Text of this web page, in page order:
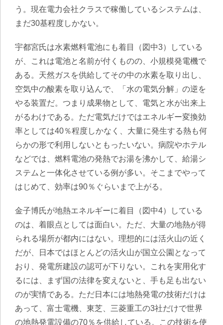
う。現在電力会社クラスで稼働しているシステムは、
まだ30基程度しかない。
宇都宮氏は水素燃料電池にも着目（図中3）している
が、これは電池と名前が付くものの、小規模発電機で
ある。天然ガスを供給してその中の水素を取り出し、
空気中の酸素を取り込んで、「水の電気分解」の逆を
やる装置だ。つまり成果物として、電気と水が出来上
がるわけである。ただ電気だけではエネルギー変換効
率としては40％程度しかなく、大量に発生する熱も何
らかの形で利用しないともったいない。病院やホテル
などでは、燃料電池の発熱でお湯を沸かして、給湯シ
ステムと一体化させている例が多い。そこまでやって
はじめて、効率は90％ぐらいまで上がる。
金子博氏が地熱エネルギーに着目（図中4）している
のは、着眼点としては面白い。ただ、大量の地熱が得
られる場所が都内にはない。理想的には活火山の近く
だが、日本ではほとんどの活火山が国立公園となって
おり、発電所建設の認可が下りない。これを実用化す
るには、まず国の法律を変えないと、手も足も出ない
のが実情である。ただ日本には地熱発電の技術だけは
あって、富士電機、東芝、三菱重工の3社だけで世界
の地熱発電設備の70％を供給している。この技術を使